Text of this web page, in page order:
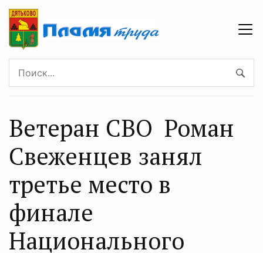
Ветеран СВО Роман
Свеженцев занял
третье место в
финале
Национального